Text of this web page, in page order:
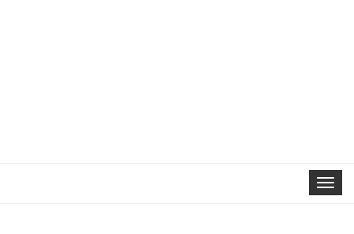
Toggle